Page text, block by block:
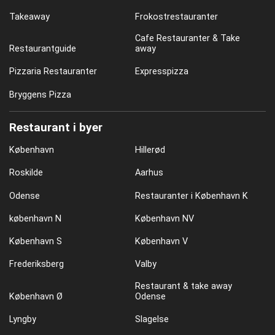
Takeaway Frokostrestauranter
Restaurantguide
Cafe Restauranter & Take
away
Pizzaria Restauranter Expresspizza
Bryggens Pizza
Restaurant i byer
København Hillerød
Roskilde Aarhus
Odense Restauranter i København K
københavn N København NV
København S København V
Frederiksberg Valby
København Ø
Restaurant & take away
Odense
Lyngby Slagelse